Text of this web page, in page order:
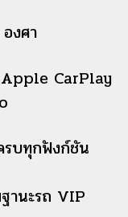
งศา
Apple CarPlay
รบทุกฟังก์ชัน
านะรถ VIP